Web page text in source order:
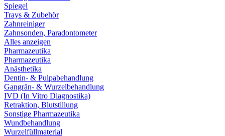
Spiegel
Trays & Zubehör
Zahnreiniger
Zahnsonden, Paradontometer
Alles anzeigen
Pharmazeutika
Pharmazeutika
Anästhetika
Dentin- & Pulpabehandlung
Gangrän- & Wurzelbehandlung
IVD (In Vitro Diagnostika)
Retraktion, Blutstillung
Sonstige Pharmazeutika
Wundbehandlung
Wurzelfüllmaterial